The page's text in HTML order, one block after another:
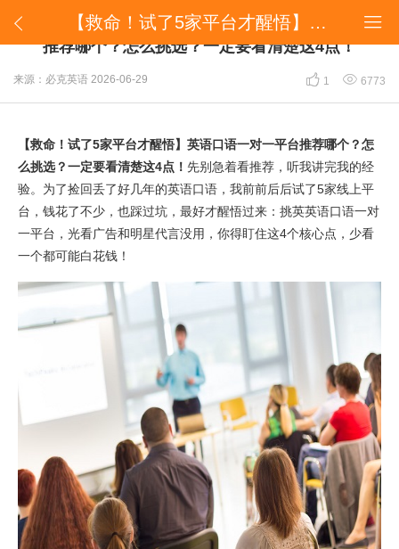
 
【救命！试了5家平台才醒悟】英语口语一对一平台推荐哪个？怎么挑选？一定要看清楚这4点！
【救命！试了5家平台才醒悟】英语口语一对一平台
推荐哪个？怎么挑选？一定要看清楚这4点！
来源：必克英语 2026-06-29  1  6773
【救命！试了5家平台才醒悟】英语口语一对一平台推荐哪个？怎
么挑选？一定要看清楚这4点！ 先别急着看推荐，听我讲完我的经
验。为了捡回丢了好几年的英语口语，我前前后后试了5家线上平
台，钱花了不少，也踩过坑，最好才醒悟过来：挑英英语口语一对
一平台，光看广告和明星代言没用，你得盯住这4个核心点，少看
一个都可能白花钱！